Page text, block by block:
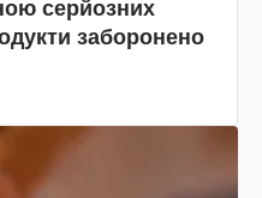
серйозних
заборонено